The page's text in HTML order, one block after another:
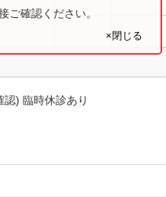
ご確認ください。
×閉じる
) 臨時休診あり